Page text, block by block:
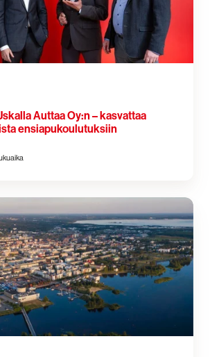
Auttaa Oy:n – kasvattaa
ensiapukoulutuksiin